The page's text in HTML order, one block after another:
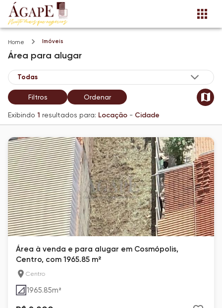
Home Imóveis
Área para alugar
Filtros Ordenar
Exibindo 1 resultados para: Locação - Cidade
Área à venda e para alugar em Cosmópolis,
Centro, com 1965.85 m²
Centro
1965.85m²